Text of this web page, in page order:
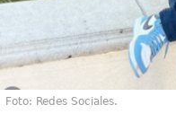
Foto: Redes Sociales.